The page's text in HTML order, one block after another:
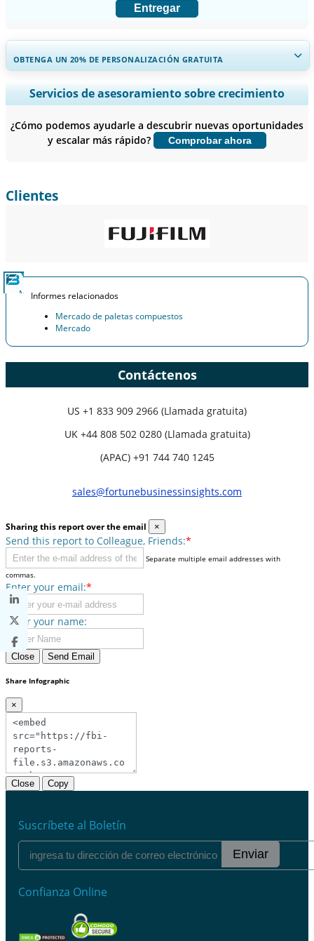
Entregar
OBTENGA UN 20% DE PERSONALIZACIÓN GRATUITA
Ampliar la cobertura regional y por país, Análisis de segmentos,
Perfiles de empresas, Benchmarking competitivo, e información
Personalizar ahora
Servicios de asesoramiento sobre crecimiento
¿Cómo podemos ayudarle a descubrir nuevas oportunidades
y escalar más rápido?
Comprobar ahora
Clientes
Informes relacionados
Mercado de paletas compuestos
Mercado
Contáctenos
US +1 833 909 2966 (Llamada gratuita)
UK +44 808 502 0280 (Llamada gratuita)
(APAC) +91 744 740 1245
sales@fortunebusinessinsights.com
Sharing this report over the email ×
Send this report to Colleague, Friends:*
Separate multiple email addresses with
commas.
Enter your email:*
Enter your name:
Close Send Email
Share Infographic
×
Close Copy
Suscríbete al Boletín
Enviar
Confianza Online